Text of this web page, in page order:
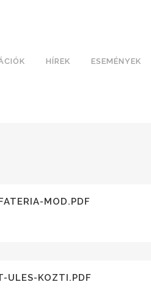
HÍREK ESEMÉNYEK
MOD.PDF
ULES-KOZTI.PDF